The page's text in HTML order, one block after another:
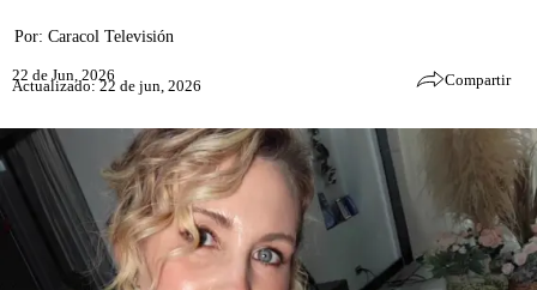
Por: Caracol Televisión
22 de Jun, 2026
Actualizado: 22 de jun, 2026 Compartir